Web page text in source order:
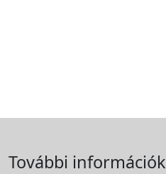
További információk